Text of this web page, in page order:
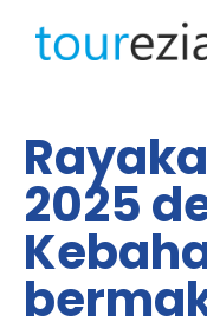
2025